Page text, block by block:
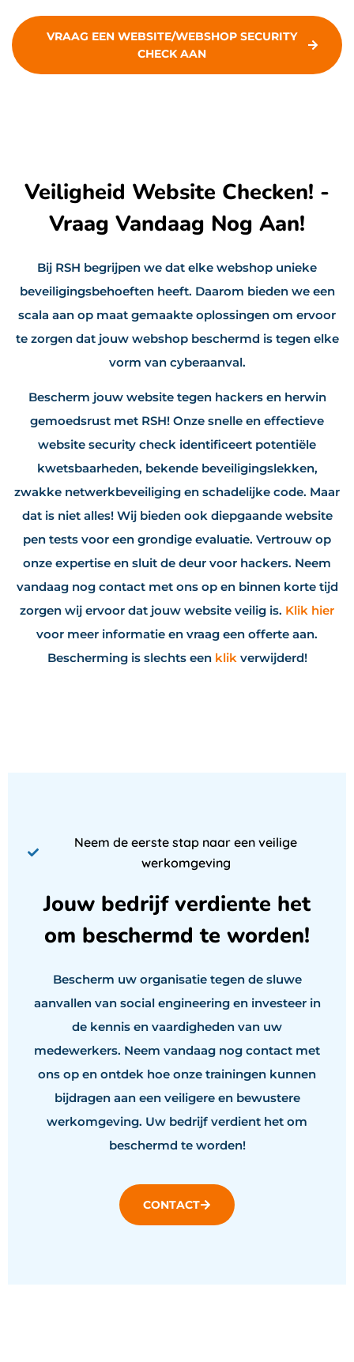
VRAAG EEN WEBSITE/WEBSHOP SECURITY
CHECK AAN
Veiligheid Website Checken! -
Vraag Vandaag Nog Aan!
Bij RSH begrijpen we dat elke webshop unieke
beveiligingsbehoeften heeft. Daarom bieden we een
scala aan op maat gemaakte oplossingen om ervoor
te zorgen dat jouw webshop beschermd is tegen elke
vorm van cyberaanval.
Bescherm jouw website tegen hackers en herwin
gemoedsrust met RSH! Onze snelle en effectieve
website security check identificeert potentiële
kwetsbaarheden, bekende beveiligingslekken,
zwakke netwerkbeveiliging en schadelijke code. Maar
dat is niet alles! Wij bieden ook diepgaande website
pen tests voor een grondige evaluatie. Vertrouw op
onze expertise en sluit de deur voor hackers. Neem
vandaag nog contact met ons op en binnen korte tijd
zorgen wij ervoor dat jouw website veilig is. Klik hier
voor meer informatie en vraag een offerte aan.
Bescherming is slechts een klikverwijderd!
Neem de eerste stap naar een veilige
werkomgeving
Jouw bedrijf verdiente het
om beschermd te worden!
Bescherm uw organisatie tegen de sluwe
aanvallen van social engineering en investeer in
de kennis en vaardigheden van uw
medewerkers. Neem vandaag nog contact met
ons op en ontdek hoe onze trainingen kunnen
bijdragen aan een veiligere en bewustere
werkomgeving. Uw bedrijf verdient het om
beschermd te worden!
CONTACT